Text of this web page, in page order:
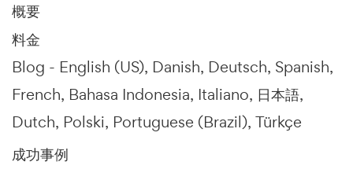
概要
料金
Blog - English (US) Danish Deutsch Spanish
French Bahasa Indonesia Italiano 日本語
Dutch Polski Portuguese (Brazil) Türkçe
成功事例